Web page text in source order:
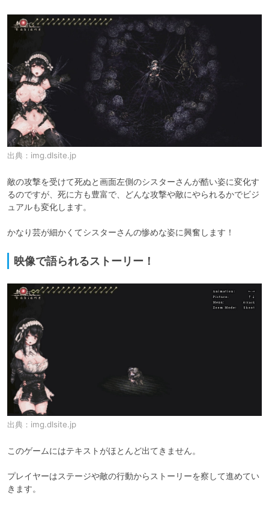
出典： img.dlsite.jp
敵の攻撃を受けて死ぬと画面左側のシスターさんが酷い姿に変化す
るのですが、死に方も豊富で、どんな攻撃や敵にやられるかでビジ
ュアルも変化します。
かなり芸が細かくてシスターさんの惨めな姿に興奮します！
映像で語られるストーリー！
出典： img.dlsite.jp
このゲームにはテキストがほとんど出てきません。
プレイヤーはステージや敵の行動からストーリーを察して進めてい
きます。